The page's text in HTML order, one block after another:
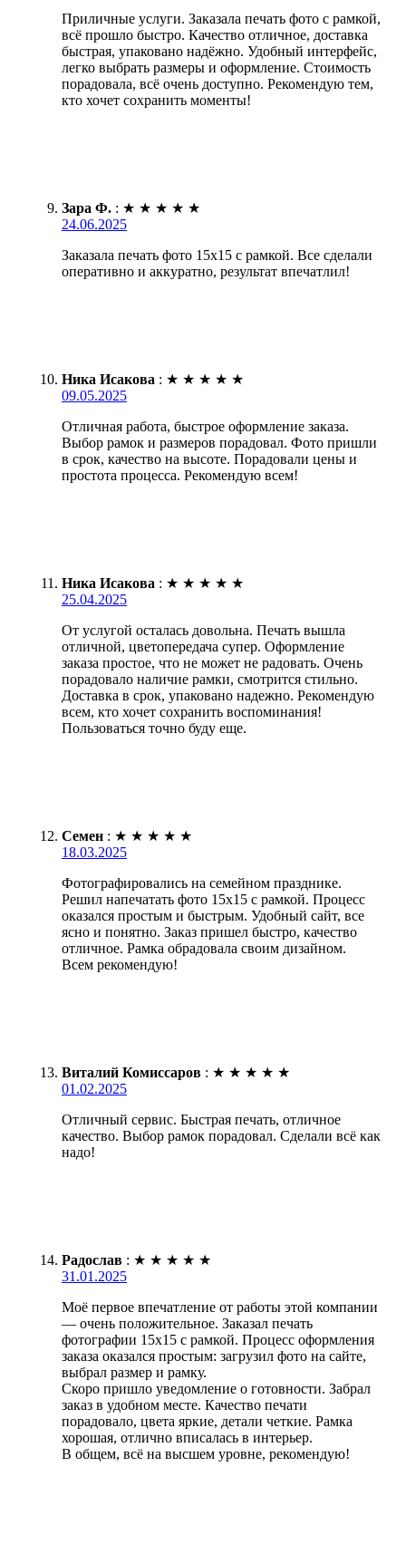
Приличные услуги. Заказала печать фото с рамкой,
всё прошло быстро. Качество отличное, доставка
быстрая, упаковано надёжно. Удобный интерфейс,
легко выбрать размеры и оформление. Стоимость
порадовала, всё очень доступно. Рекомендую тем,
кто хочет сохранить моменты!
Зара Ф. : ★ ★ ★ ★ ★
24.06.2025
Заказала печать фото 15х15 с рамкой. Все сделали
оперативно и аккуратно, результат впечатлил!
Ника Исакова : ★ ★ ★ ★ ★
09.05.2025
Отличная работа, быстрое оформление заказа.
Выбор рамок и размеров порадовал. Фото пришли
в срок, качество на высоте. Порадовали цены и
простота процесса. Рекомендую всем!
Ника Исакова : ★ ★ ★ ★ ★
25.04.2025
От услугой осталась довольна. Печать вышла
отличной, цветопередача супер. Оформление
заказа простое, что не может не радовать. Очень
порадовало наличие рамки, смотрится стильно.
Доставка в срок, упаковано надежно. Рекомендую
всем, кто хочет сохранить воспоминания!
Пользоваться точно буду еще.
Семен : ★ ★ ★ ★ ★
18.03.2025
Фотографировались на семейном празднике.
Решил напечатать фото 15х15 с рамкой. Процесс
оказался простым и быстрым. Удобный сайт, все
ясно и понятно. Заказ пришел быстро, качество
отличное. Рамка обрадовала своим дизайном.
Всем рекомендую!
Виталий Комиссаров : ★ ★ ★ ★ ★
01.02.2025
Отличный сервис. Быстрая печать, отличное
качество. Выбор рамок порадовал. Сделали всё как
надо!
Радослав : ★ ★ ★ ★ ★
31.01.2025
Моё первое впечатление от работы этой компании
— очень положительное. Заказал печать
фотографии 15х15 с рамкой. Процесс оформления
заказа оказался простым: загрузил фото на сайте,
выбрал размер и рамку.
Скоро пришло уведомление о готовности. Забрал
заказ в удобном месте. Качество печати
порадовало, цвета яркие, детали четкие. Рамка
хорошая, отлично вписалась в интерьер.
В общем, всё на высшем уровне, рекомендую!